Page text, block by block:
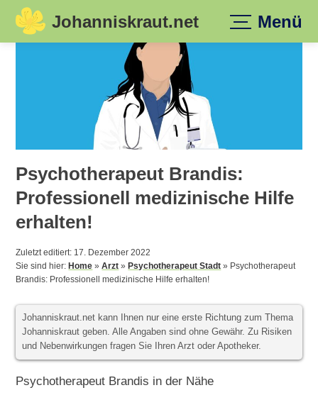
Skip
Johanniskraut.net Menü
Psychotherapeut Brandis:
Professionell medizinische Hilfe
erhalten!
Zuletzt editiert: 17. Dezember 2022
Sie sind hier:Home »Arzt »Psychotherapeut Stadt » Psychotherapeut
Brandis: Professionell medizinische Hilfe erhalten!
Johanniskraut.net kann Ihnen nur eine erste Richtung zum Thema
Johanniskraut geben. Alle Angaben sind ohne Gewähr. Zu Risiken
und Nebenwirkungen fragen Sie Ihren Arzt oder Apotheker.
Psychotherapeut Brandis in der Nähe